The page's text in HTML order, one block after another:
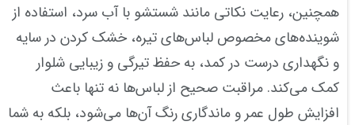
همچنین، رعایت نکاتی مانند شستشو با آب سرد، استفاده از
شوینده‌های مخصوص لباس‌های تیره، خشک کردن در سایه
و نگهداری درست در کمد، به حفظ تیرگی و زیبایی شلوار
کمک می‌کند. مراقبت صحیح از لباس‌ها نه تنها باعث
افزایش طول عمر و ماندگاری رنگ آن‌ها می‌شود، بلکه به شما